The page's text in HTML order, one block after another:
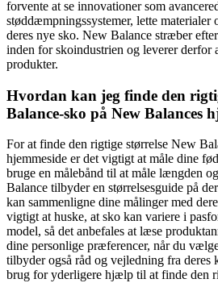
forvente at se innovationer som
støddæmpningssystemer, lette materialer
deres nye sko. New Balance stræber
inden for skoindustrien og leverer
produkter.
Hvordan kan jeg finde den
Balance-sko på New Balances
For at finde den rigtige størrelse New
hjemmeside er det vigtigt at måle dine
bruge en målebånd til at måle længden
Balance tilbyder en størrelsesguide på
kan sammenligne dine målinger med
vigtigt at huske, at sko kan variere i
model, så det anbefales at læse
dine personlige præferencer, når du
tilbyder også råd og vejledning fra deres
brug for yderligere hjælp til at finde den